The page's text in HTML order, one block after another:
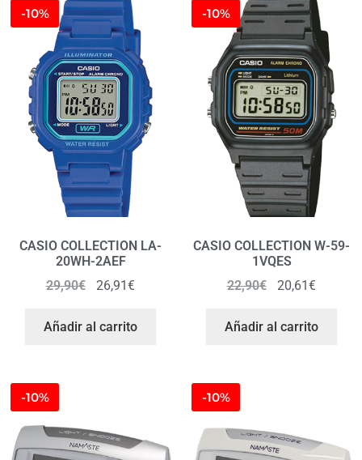
-10%
CASIO COLLECTION LA-
20WH-2AEF
29,90€ 26,91€
Añadir al carrito
-10%
CASIO COLLECTION W-59-
1VQES
22,90€ 20,61€
Añadir al carrito
-10% -10%